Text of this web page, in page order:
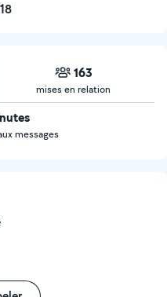
163
mises en relation
messages